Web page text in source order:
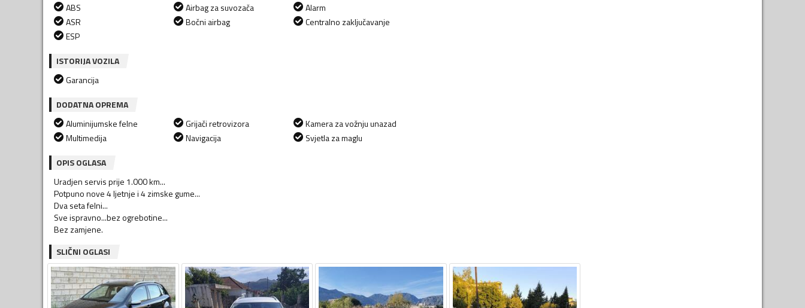
ABS
ASR
ESP
Airbag za suvozača
Bočni airbag
Alarm
Centralno zaključavanje
ISTORIJA VOZILA
Garancija
DODATNA OPREMA
Aluminijumske felne
Multimedija
Grijači retrovizora
Navigacija
Kamera za vožnju unazad
Svjetla za maglu
OPIS OGLASA
Uradjen servis prije 1.000 km...
Potpuno nove 4 ljetnje i 4 zimske gume...
Dva seta felni...
Sve ispravno...bez ogrebotine...
Bez zamjene.
SLIČNI OGLASI